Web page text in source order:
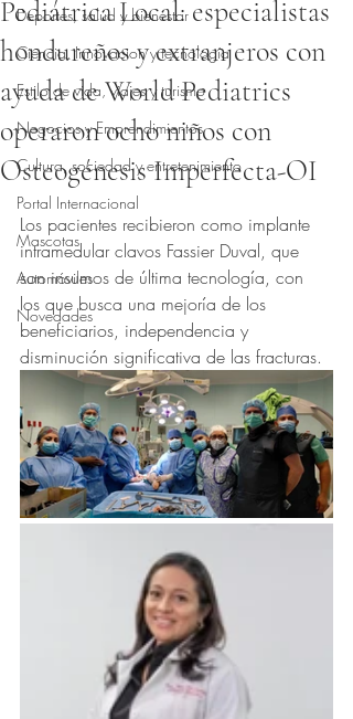
Deportes, salud y bienestar
Ciencia, Innovacion y tecnología
Estilo de vida, viajes y turismo
Negocios y Emprendimientos
Cultura, sociedad y entretenimiento
Portal Internacional
Mascotas
Automóviles
Novedades
Pediátrica Local: especialistas
hondureños y extranjeros con
ayuda de World Pediatrics
operaron ocho niños con
Osteogénesis Imperfecta-OI
Obtuvo NaN de 5 estrellas.
Los pacientes recibieron como implante
intramedular clavos Fassier Duval, que
son insumos de última tecnología, con
los que busca una mejoría de los
beneficiarios, independencia y
disminución significativa de las fracturas.